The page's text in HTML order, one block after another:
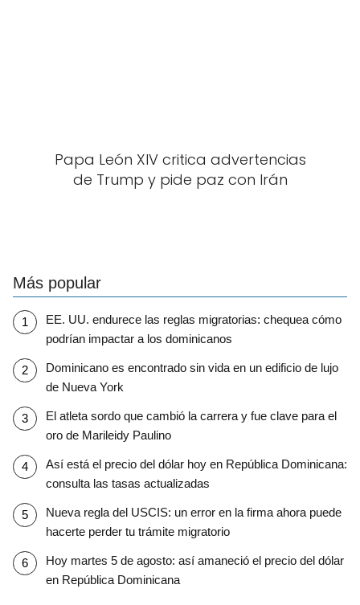
Papa León XIV critica advertencias
de Trump y pide paz con Irán
Más popular
EE. UU. endurece las reglas migratorias: chequea cómo
podrían impactar a los dominicanos
Dominicano es encontrado sin vida en un edificio de lujo
de Nueva York
El atleta sordo que cambió la carrera y fue clave para el
oro de Marileidy Paulino
Así está el precio del dólar hoy en República Dominicana:
consulta las tasas actualizadas
Nueva regla del USCIS: un error en la firma ahora puede
hacerte perder tu trámite migratorio
Hoy martes 5 de agosto: así amaneció el precio del dólar
en República Dominicana